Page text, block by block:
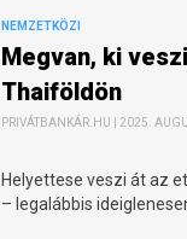
NEMZETKÖZI
Megvan, ki
Thaiföldön
PRIVÁTBANKÁR.HU | 2025.
Helyettese veszi át az
– legalábbis